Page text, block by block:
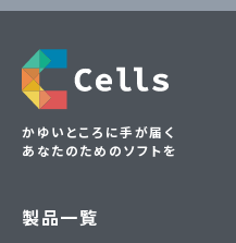
かゆいところに手が届く
あなたのためのソフトを
製品一覧